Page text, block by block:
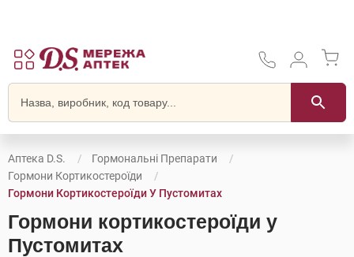
Аптека D.S.
Гормональні Препарати
Гормони Кортикостероїди
Гормони Кортикостероїди У Пустомитах
Гормони кортикостероїди у
Пустомитах